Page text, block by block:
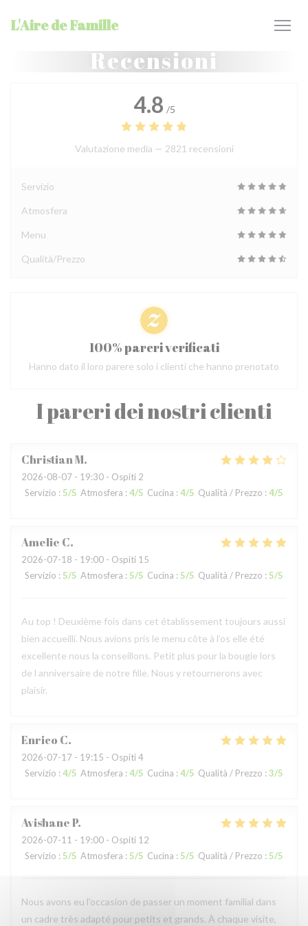
L'Aire de Famille
Recensioni
I pareri dei nostri clienti
ChristianM
2026-08-07 - 19:30 - Ospiti 2
Servizio : 5/5 Atmosfera : 4/5 Cucina : 4/5 Qualità / Prezzo : 4/5
Amelie C
2026-07-18 - 19:00 - Ospiti 15
Servizio : 5/5 Atmosfera : 5/5 Cucina : 5/5 Qualità / Prezzo : 5/5
Au top ! Deuxième fois dans cet établissement toujours aussi
bien accueilli. Nous avions pris le menu côte à l’os elle été
excellente nous la conseillons. Petit plus pour la bougie lors
de l anniversaire de notre fille. Nous y retournerons avec
plaisir.
Enrico C
2026-07-17 - 19:15 - Ospiti 4
Servizio : 4/5 Atmosfera : 4/5 Cucina : 4/5 Qualità / Prezzo : 3/5
AvishaneP
2026-07-11 - 19:00 - Ospiti 12
Servizio : 5/5 Atmosfera : 5/5 Cucina : 5/5 Qualità / Prezzo : 5/5
Nous avons eu l'occasion de passer un moment familial dans
un cadre très adapté pour petits et grands. À chaque visite,
4.8 /5
Valutazione media — 2821 recensioni
Servizio
Atmosfera
Menu
Qualità/Prezzo
100% pareri verificati
Hanno dato il loro parere solo i clienti che hanno prenotato